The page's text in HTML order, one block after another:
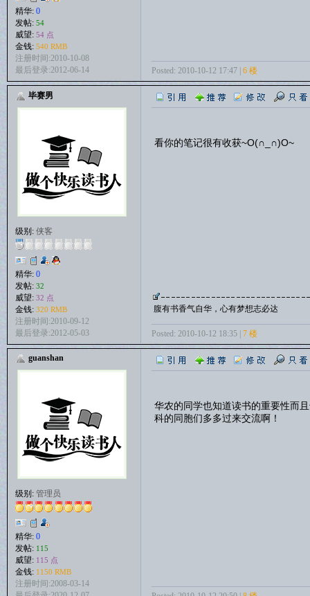
精华: 0
发帖: 54
威望: 54 点
金钱: 540 RMB
注册时间:2010-10-08
最后登录:2012-06-14
Posted: 2010-10-12 17:47 | 6 楼
毕赛男
级别: 侠客
精华: 0
发帖: 32
威望: 32 点
金钱: 320 RMB
注册时间:2010-09-12
最后登录:2012-05-03
看你的笔记很有收获~O(∩_∩)O~
腹有书香气自华，心有梦想志必达
Posted: 2010-10-12 18:35 | 7 楼
guanshan
级别: 管理员
精华: 0
发帖: 115
威望: 115 点
金钱: 1150 RMB
注册时间:2008-03-14
华农的同学也知道读书的重要性而
科的同胞们多多过来交流啊！